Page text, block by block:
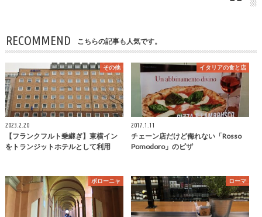
RECOMMEND こちらの記事も人気です。
その他
2023.2.20
【フランクフルト乗継ぎ】東横イン
をトランジットホテルとして利用
イタリアの食と店
2017.1.11
チェーン店だけど侮れない「Rosso
Pomodoro」のピザ
ボローニャ ローマ